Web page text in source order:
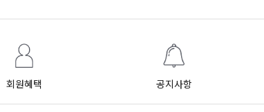
회원혜택 공지사항